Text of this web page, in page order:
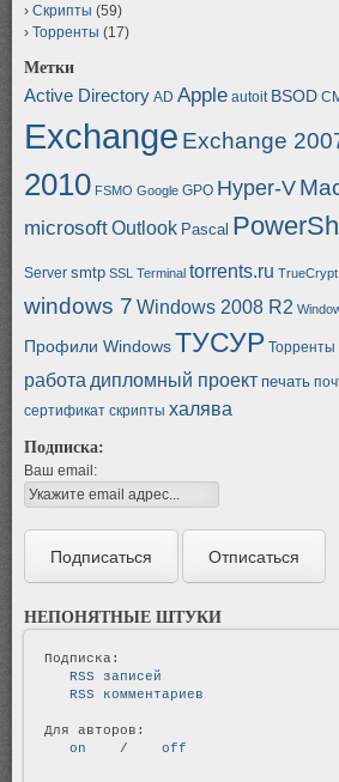
Скрипты (59)
Торренты (17)
Метки
Active Directory AD Apple autoit BSOD
Exchange Exchange
2010 FSMO Google GPO Hyper-V
microsoftOutlook Pascal
Server smtp SSL Terminal torrents.ru TrueCrypt
windows 7 Windows 2008 R2
Профили WindowsТУСУР Торренты
работа дипломный проект печать
сертификат скрипты халява
Подписка:
Ваш email:
НЕПОНЯТНЫЕ ШТУКИ
   RSS записей
   RSS комментариев
   on
/
   off